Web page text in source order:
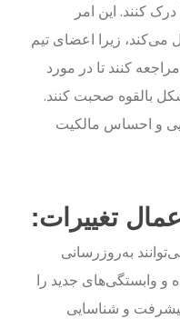
کنند. این امر
زیرا اعضای تیم
کنند تا در مورد
بالقوه صحبت کنند.
و احساس مالکیت
تغییرات:
به‌روزرسانی
وابستگی‌های جدید را
و شناسایی